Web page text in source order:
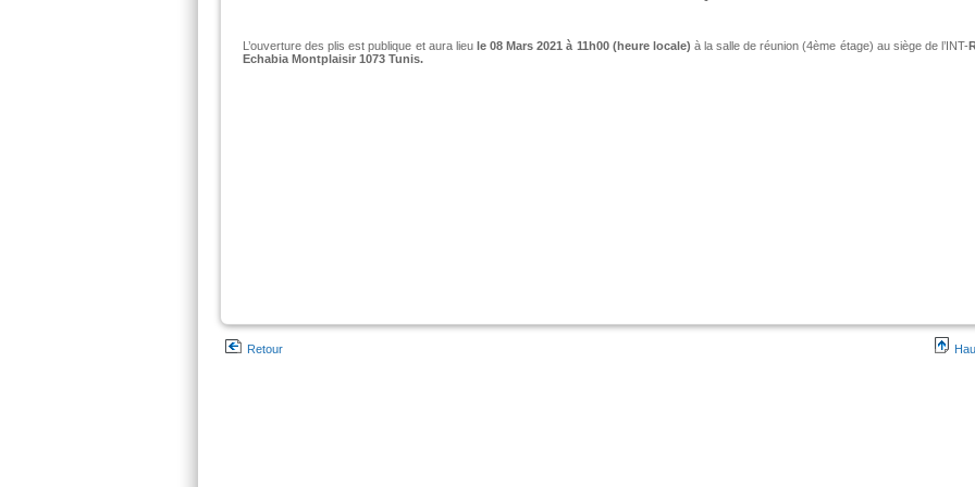
L’ouverture des plis est publique et aura lieu le 08 Mars 2021 à 11h00 (heure locale) à la salle de réunion (4ème étage) au siège de l’INT-
Echabia Montplaisir 1073 Tunis.
Retour